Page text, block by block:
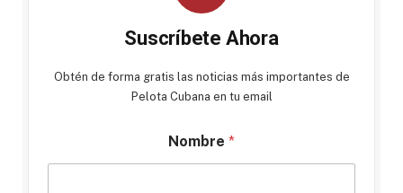
Suscríbete Ahora
Obtén de forma gratis las noticias más importantes de
Pelota Cubana en tu email
Nombre *